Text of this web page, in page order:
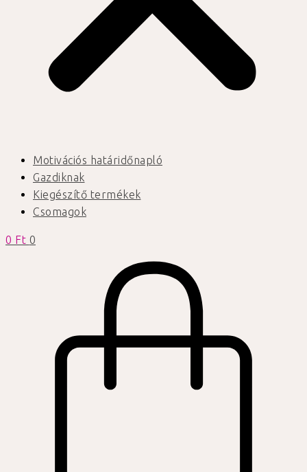
Motivációs határidőnapló
Gazdiknak
Kiegészítő termékek
Csomagok
0 Ft 0